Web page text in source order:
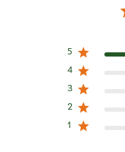
5
4
3
2
1